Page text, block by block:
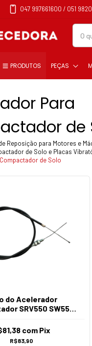
047 997661600 / 051
PRODUTOS PEÇAS
Para
de
Reposição para Motores e
de Solo e Placas
de Solo
do Acelerador
SRV550 SW550
R$83,90
com Pix